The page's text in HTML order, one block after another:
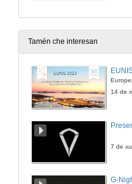
Tamén che interesan
14 de
7 de